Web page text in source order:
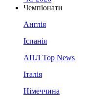
Чемпіонати
Англія
Іспанія
АПЛ Top News
Італія
Німеччина